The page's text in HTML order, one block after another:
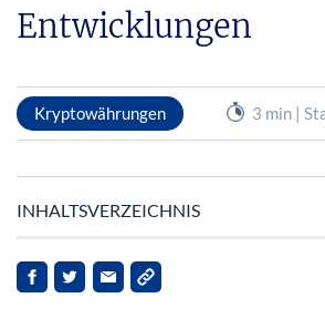
Entwicklungen
Kryptowährungen 3 min |
INHALTSVERZEICHNIS
Wichtige Entwicklungen auf dem